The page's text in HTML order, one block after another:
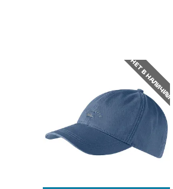
НЕТ В НАЛИЧИИ